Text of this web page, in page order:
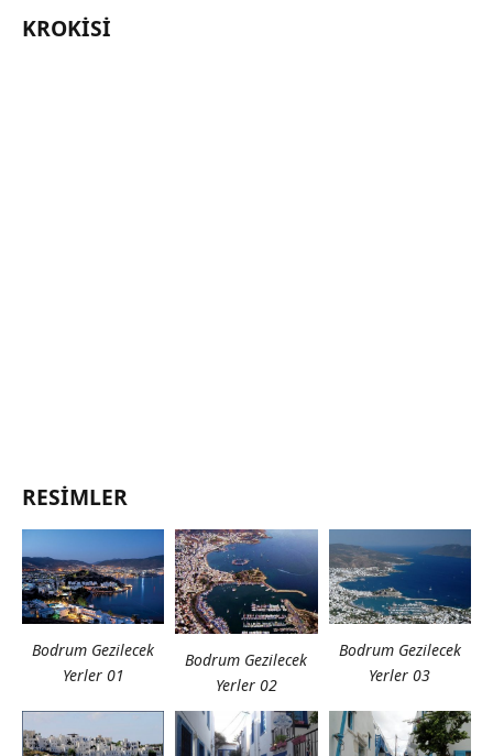
KROKISI
RESIMLER
Bodrum Gezilecek
Yerler 01
Bodrum Gezilecek
Yerler 02
Bodrum Gezilecek
Yerler 03